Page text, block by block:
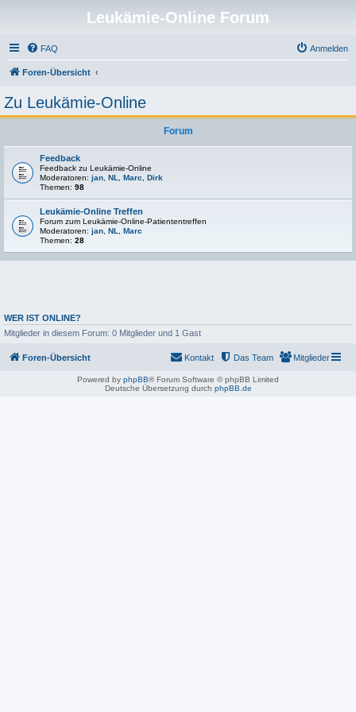
Leukämie-Online Forum
FAQ Anmelden
Foren-Übersicht
Zu Leukämie-Online
Forum
Feedback
Feedback zu Leukämie-Online
Moderatoren: jan NL Marc
Dirk
Themen: 98
Leukämie-Online Treffen
Forum zum Leukämie-Online-Patiententreffen
Moderatoren: jan NL
Marc
Themen: 28
WER IST ONLINE?
Mitglieder in diesem Forum: 0 Mitglieder und 1 Gast
Foren-Übersicht Mitglieder
Das Team
Kontakt
Powered by phpBB® Forum Software © phpBB Limited
Deutsche Übersetzung durch phpBB.de